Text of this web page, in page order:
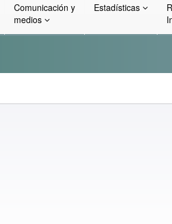
Comunicación y
medios
Estadísticas